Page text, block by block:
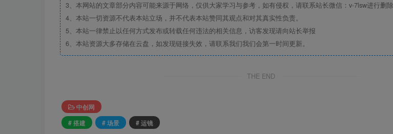
3、本网站的文章部分内容可能来源于网络，仅供大家学习与参考，如有侵权，请联系站长微信：v-7lsw进行删除
4、本站一切资源不代表本站立场，并不代表本站赞同其观点和对其真实性负责。
5、本站一律禁止以任何方式发布或转载任何违法的相关信息，访客发现请向站长举报
6、本站资源大多存储在云盘，如发现链接失效，请联系我们我们会第一时间更新。
THE END
中创网
# 搭建
# 场景 # 运镜